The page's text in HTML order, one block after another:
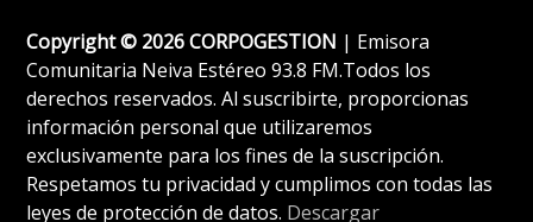
Copyright © 2026 CORPOGESTION | Emisora
Comunitaria Neiva Estéreo 93.8 FM.Todos los
derechos reservados. Al suscribirte, proporcionas
información personal que utilizaremos
exclusivamente para los fines de la suscripción.
Respetamos tu privacidad y cumplimos con todas las
leyes de protección de datos. Descargar